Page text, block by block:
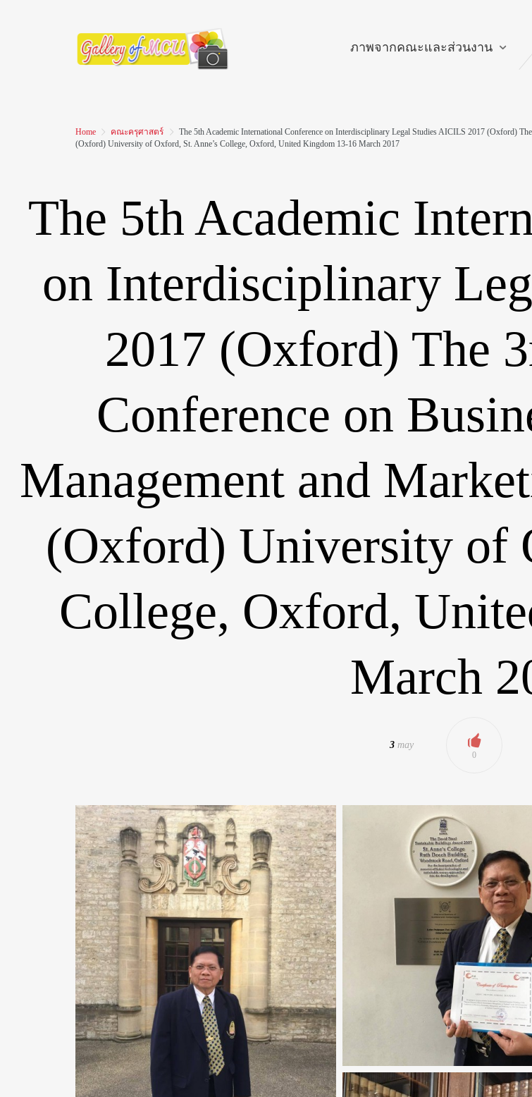
ภาพจากคณะและส่วนงาน
Home คณะครุศาสตร์
The 5th Academic International Conference on Interdisciplinary Legal Studies AICILS 2017 (Oxford)
(Oxford) University of Oxford, St. Anne’s College, Oxford, United Kingdom 13-16 March 2017
The 5th Academic
on Interdisciplinary
2017 (Oxford) The
Conference on
Management and
(Oxford) University of
College, Oxford,
March
3 may
0